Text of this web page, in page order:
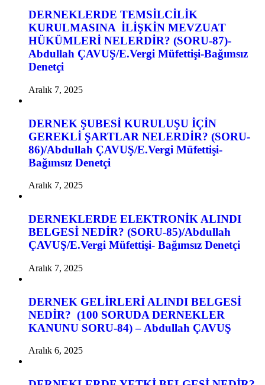
DERNEKLERDE TEMSİLCİLİK
KURULMASINA İLİŞKİN MEVZUAT
HÜKÜMLERİ NELERDİR? (SORU-87)-
Abdullah ÇAVUŞ/E.Vergi Müfettişi-Bağımsız
Denetçi
Aralık 7, 2025
DERNEK ŞUBESİ KURULUŞU İÇİN
GEREKLİ ŞARTLAR NELERDİR? (SORU-
86)/Abdullah ÇAVUŞ/E.Vergi Müfettişi-
Bağımsız Denetçi
Aralık 7, 2025
DERNEKLERDE ELEKTRONİK ALINDI
BELGESİ NEDİR? (SORU-85)/Abdullah
ÇAVUŞ/E.Vergi Müfettişi- Bağımsız Denetçi
Aralık 7, 2025
DERNEK GELİRLERİ ALINDI BELGESİ
NEDİR? (100 SORUDA DERNEKLER
KANUNU SORU-84) – Abdullah ÇAVUŞ
Aralık 6, 2025